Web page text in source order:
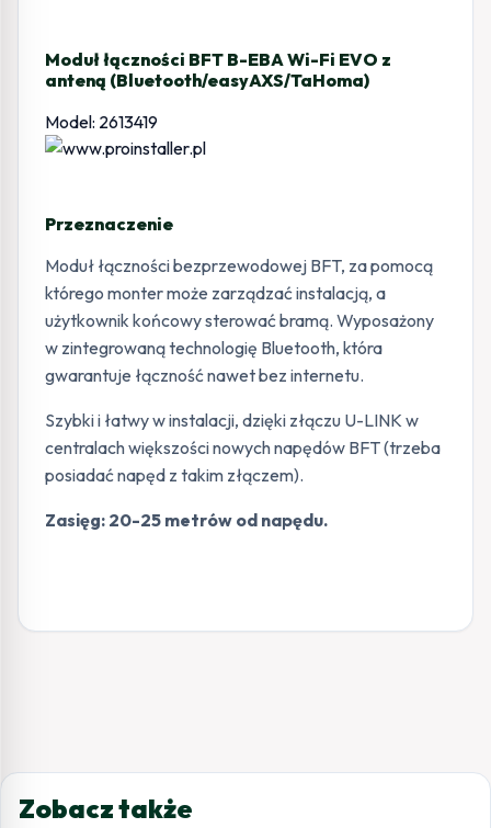
Moduł łączności BFT B-EBA Wi-Fi EVO z
anteną (Bluetooth/easyAXS/TaHoma)
Model: 2613419
Przeznaczenie
Moduł łączności bezprzewodowej BFT, za pomocą
którego monter może zarządzać instalacją, a
użytkownik końcowy sterować bramą. Wyposażony
w zintegrowaną technologię Bluetooth, która
gwarantuje łączność nawet bez internetu.
Szybki i łatwy w instalacji, dzięki złączu U-LINK w
centralach większości nowych napędów BFT (trzeba
posiadać napęd z takim złączem).
Zasięg: 20-25 metrów od napędu.
Zobacz także